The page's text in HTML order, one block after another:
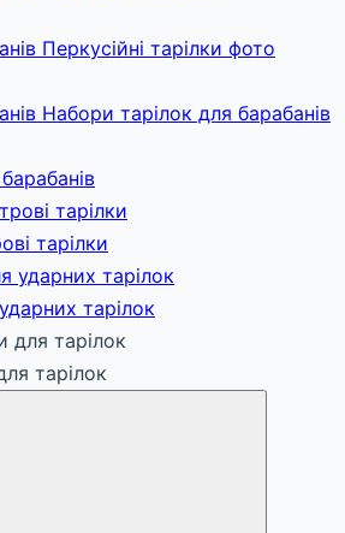
тарілки
тарілок
тарілок